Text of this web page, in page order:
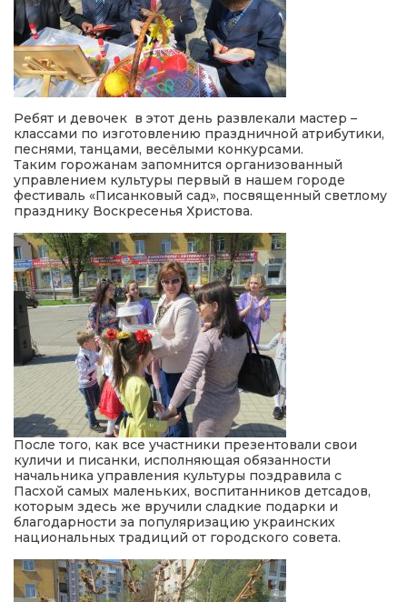
Ребят и девочек в этот день развлекали мастер –
классами по изготовлению праздничной атрибутики,
песнями, танцами, весёлыми конкурсами.
Таким горожанам запомнится организованный
управлением культуры первый в нашем городе
фестиваль «Писанковый сад», посвященный светлому
празднику Воскресенья Христова.
После того, как все участники презентовали свои
куличи и писанки, исполняющая обязанности
начальника управления культуры поздравила с
Пасхой самых маленьких, воспитанников детсадов,
которым здесь же вручили сладкие подарки и
благодарности за популяризацию украинских
национальных традиций от городского совета.